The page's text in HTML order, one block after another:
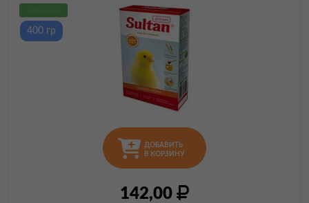
ДОБАВИТЬ
В КОРЗИНУ
142,00
400 гр